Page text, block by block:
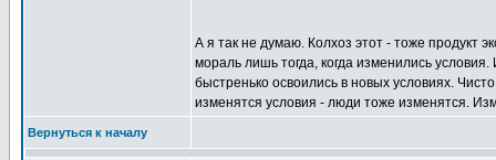
А я так не думаю. Колхоз этот - тоже продукт
мораль лишь тогда, когда изменились
быстренько освоились в новых условиях.
изменятся условия - люди тоже изменятся.
Вернуться к началу